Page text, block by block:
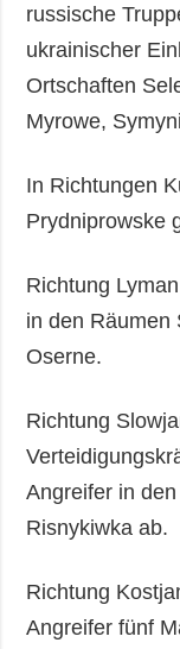
russische
ukrainischer
Ortschaften
Myrowe,
In Richtungen
Prydniprowske
Richtung
in den Räumen
Oserne.
Richtung
Angreifer in
Risnykiwka ab.
Richtung
Angreifer fünf